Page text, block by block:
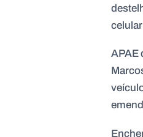
APAE